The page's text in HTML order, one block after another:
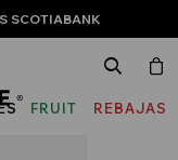
SCOTIABANK
FRUIT
REBAJAS